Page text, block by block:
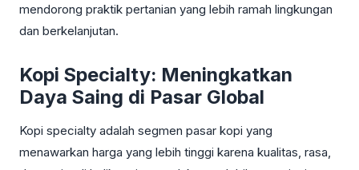
mendorong praktik pertanian yang lebih ramah lingkungan
dan berkelanjutan.
Kopi Specialty: Meningkatkan
Daya Saing di Pasar Global
Kopi specialty adalah segmen pasar kopi yang
menawarkan harga yang lebih tinggi karena kualitas, rasa,